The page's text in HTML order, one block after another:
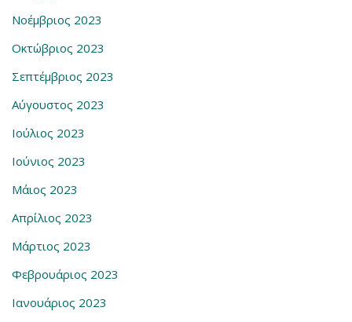
Νοέμβριος 2023
Οκτώβριος 2023
Σεπτέμβριος 2023
Αύγουστος 2023
Ιούλιος 2023
Ιούνιος 2023
Μάιος 2023
Απρίλιος 2023
Μάρτιος 2023
Φεβρουάριος 2023
Ιανουάριος 2023